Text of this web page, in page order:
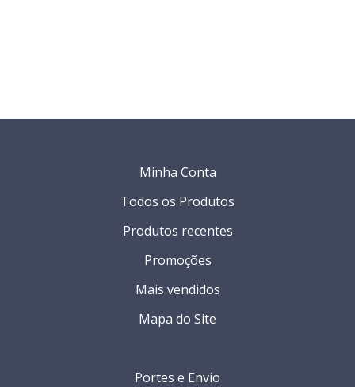
Portes e Envio
Minha Conta
Todos os Produtos
Produtos recentes
Promoções
Mais vendidos
Mapa do Site